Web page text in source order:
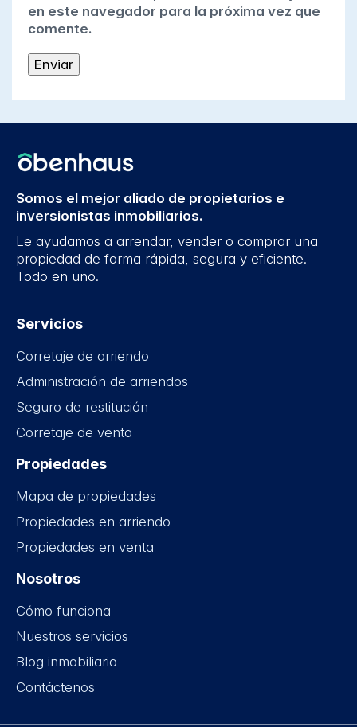
en este navegador para la próxima vez que
comente.
Somos el mejor aliado de propietarios e
inversionistas inmobiliarios.
Le ayudamos a arrendar, vender o comprar una
propiedad de forma rápida, segura y eficiente.
Todo en uno.
Servicios
Corretaje de arriendo
Administración de arriendos
Seguro de restitución
Corretaje de venta
Propiedades
Mapa de propiedades
Propiedades en arriendo
Propiedades en venta
Nosotros
Cómo funciona
Nuestros servicios
Blog inmobiliario
Contáctenos